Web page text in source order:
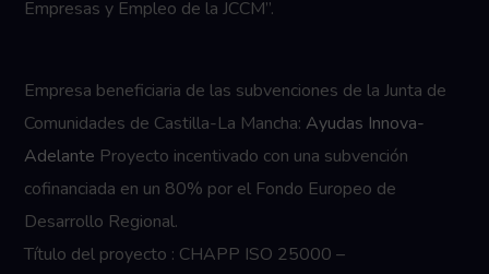
Empresas y Empleo de la JCCM”.
Empresa beneficiaria de las subvenciones de la Junta de
Comunidades de Castilla-La Mancha:Ayudas Innova-
Adelante Proyecto incentivado con una subvención
cofinanciada en un 80% por el Fondo Europeo de
Desarrollo Regional.
Título del proyecto : CHAPP ISO 25000 –